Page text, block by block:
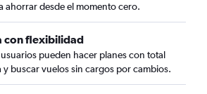
ahorrar desde el momento cero.
con flexibilidad
pueden hacer planes con total
y buscar vuelos sin cargos por cambios.